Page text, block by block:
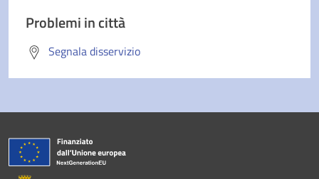
Problemi in città
Segnala disservizio